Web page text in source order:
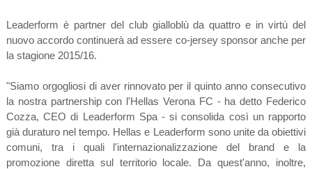
Leaderform è partner del club gialloblù da quattro e in virtù del
nuovo accordo continuerà ad essere co-jersey sponsor anche per
la stagione 2015/16.
"Siamo orgogliosi di aver rinnovato per il quinto anno consecutivo
la nostra partnership con l'Hellas Verona FC - ha detto Federico
Cozza, CEO di Leaderform Spa - si consolida così un rapporto
già duraturo nel tempo. Hellas e Leaderform sono unite da obiettivi
comuni, tra i quali l'internazionalizzazione del brand e la
promozione diretta sul territorio locale. Da quest'anno, inoltre,